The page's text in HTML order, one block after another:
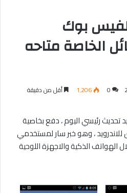
بوك
الخاصة متاحه
0 1٬206 أقل من دقيقة
تحديث رئيسي اليوم ، دفع بخاصية
للاندرويد ، وهو خبر سار لمستخدمي
الذكية والاجهزة اللوحية